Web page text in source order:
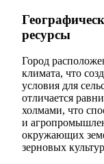
ресурсы
Город
климата, что
условия для
отличается
холмами, что
и
окружающих
зерновых